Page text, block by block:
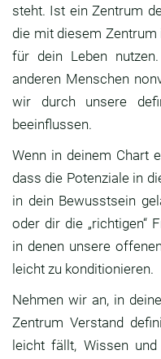
steht. Ist ein Zentrum
die mit diesem Zentrum
für dein Leben
anderen Menschen
wir durch unsere
beeinflussen.
Wenn in deinem Chart
dass die Potenziale in
in dein Bewusstsein
oder dir die „richtigen“
in denen unsere
leicht zu konditionieren.
Nehmen wir an, in
Zentrum Verstand
leicht fällt, Wissen